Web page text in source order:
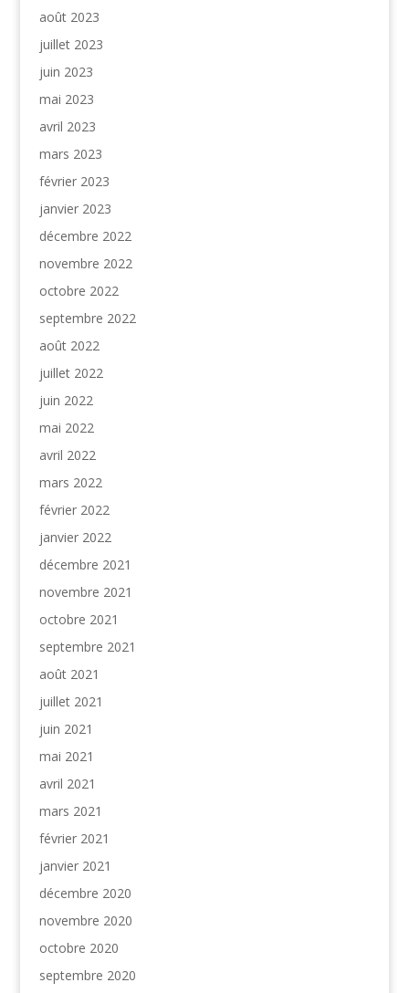
août 2023
juillet 2023
juin 2023
mai 2023
avril 2023
mars 2023
février 2023
janvier 2023
décembre 2022
novembre 2022
octobre 2022
septembre 2022
août 2022
juillet 2022
juin 2022
mai 2022
avril 2022
mars 2022
février 2022
janvier 2022
décembre 2021
novembre 2021
octobre 2021
septembre 2021
août 2021
juillet 2021
juin 2021
mai 2021
avril 2021
mars 2021
février 2021
janvier 2021
décembre 2020
novembre 2020
octobre 2020
septembre 2020